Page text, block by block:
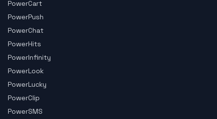
PowerCart
PowerPush
PowerChat
PowerHits
PowerInfinity
PowerLook
PowerLucky
PowerClip
PowerSMS